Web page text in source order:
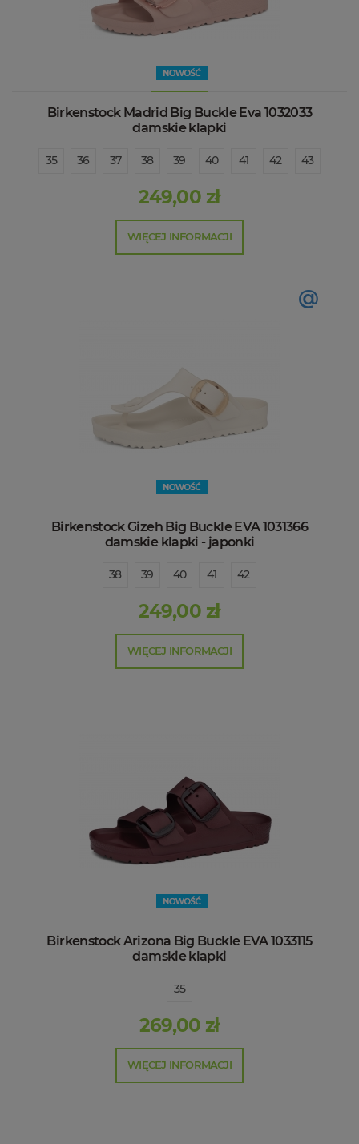
Birkenstock Madrid Big Buckle Eva 1032033
damskie klapki
35 36 37 38 39 40 41 42 43
249,00 zł
WIĘCEJ INFORMACJI
@
Birkenstock Gizeh Big Buckle EVA 1031366
damskie klapki - japonki
38 39 40 41 42
249,00 zł
WIĘCEJ INFORMACJI
Birkenstock Arizona Big Buckle EVA 1033115
damskie klapki
35
269,00 zł
WIĘCEJ INFORMACJI